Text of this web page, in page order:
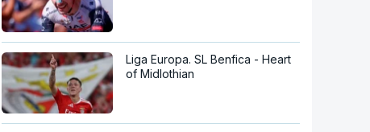
Liga Europa. SL Benfica - Heart
of Midlothian